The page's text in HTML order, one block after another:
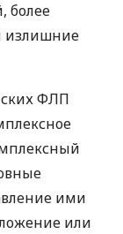
более
излишние
ФЛП
ими
или